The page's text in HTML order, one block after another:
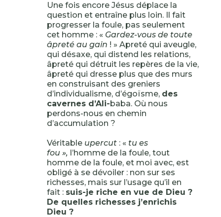
Une fois encore Jésus déplace la
question et entraîne plus loin. Il fait
progresser la foule, pas seulement
cet homme : « Gardez-vous de toute
âpreté au gain ! » Apreté qui aveugle,
qui désaxe, qui distend les relations,
âpreté qui détruit les repères de la vie,
âpreté qui dresse plus que des murs
en construisant des greniers
d’individualisme, d’égoïsme, des
cavernes d’Ali-baba. Où nous
perdons-nous en chemin
d’accumulation ?
Véritable upercut: « tu es
fou », l’homme de la foule, tout
homme de la foule, et moi avec, est
obligé à se dévoiler : non sur ses
richesses, mais sur l’usage qu’il en
fait : suis-je riche en vue de Dieu ?
De quelles richesses j’enrichis
Dieu ?